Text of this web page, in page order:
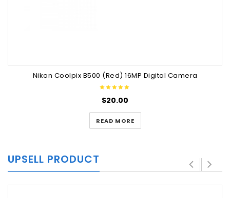
Nikon Coolpix B500 (Red) 16MP Digital Camera
$20.00
READ MORE
UPSELL PRODUCT